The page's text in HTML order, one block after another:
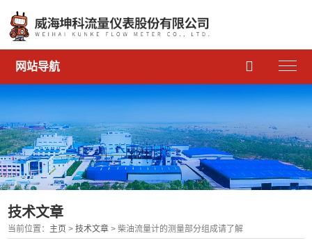
网站导航 
技术文章
当前位置： 主页 >技术文章 > 柴油流量计的测量部分组成请了解